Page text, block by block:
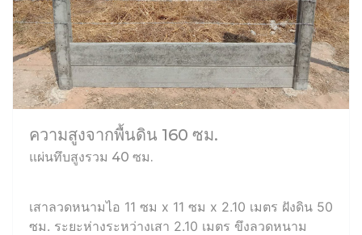
ความสูงจากพื้นดิน 160 ซม.
แผ่นทึบสูงรวม 40 ซม.
เสาลวดหนามไอ 11 ซม x 11 ซม x 2.10 เมตร ฝังดิน 50
ซม. ระยะห่างระหว่างเสา 2.10 เมตร ขึงลวดหนาม